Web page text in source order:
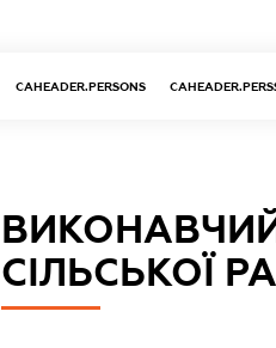
CAHEADER.PERSONS
ВИКОНАВЧИЙ
СІЛЬСЬКОЇ